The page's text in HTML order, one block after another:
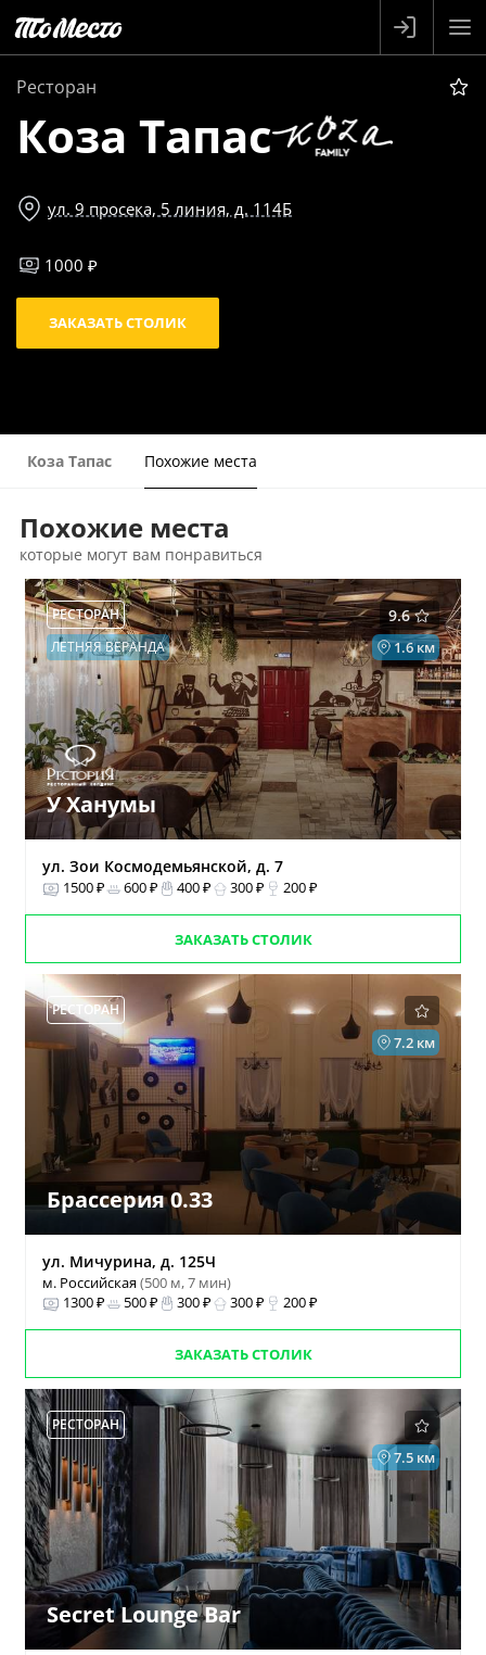
Ресторан
Коза Тапас
ул. 9 просека, 5 линия, д. 114Б
1000 ₽
ЗАКАЗАТЬ СТОЛИК
Коза Тапас Похожие места
Похожие места
которые могут вам понравиться
9.6
РЕСТОРАН
1.6 км
ЛЕТНЯЯ ВЕРАНДА
У Ханумы
ул. Зои Космодемьянской, д. 7
1500 ₽ 600 ₽ 400 ₽ 300 ₽ 200 ₽
ЗАКАЗАТЬ СТОЛИК
РЕСТОРАН
7.2 км
Брассерия 0.33
ул. Мичурина, д. 125Ч
м. Российская(500 м, 7 мин)
1300 ₽
500 ₽ 300 ₽ 300 ₽ 200 ₽
ЗАКАЗАТЬ СТОЛИК
РЕСТОРАН
7.5 км
Secret Lounge Bar